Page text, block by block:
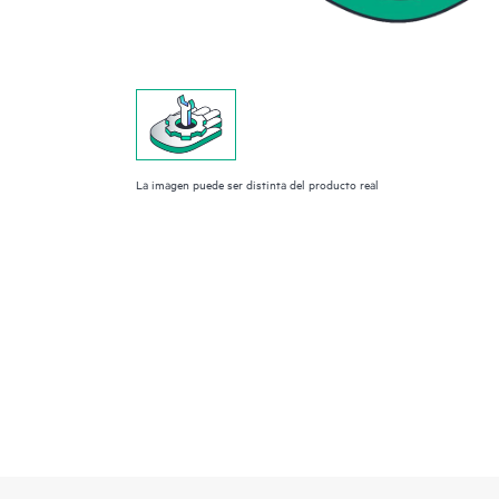
La imagen puede ser distinta del producto real